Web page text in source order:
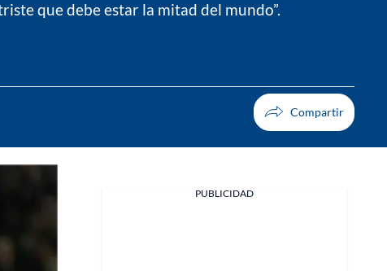
que debe estar la mitad del mundo”.
PUBLICIDAD